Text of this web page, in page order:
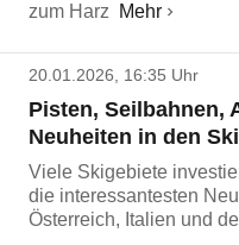
zum Harz
Mehr
20.01.2026, 16:35 Uhr
Pisten, Seilbahnen,
Neuheiten in den
Viele Skigebiete
die interessantesten
Österreich, Italien und